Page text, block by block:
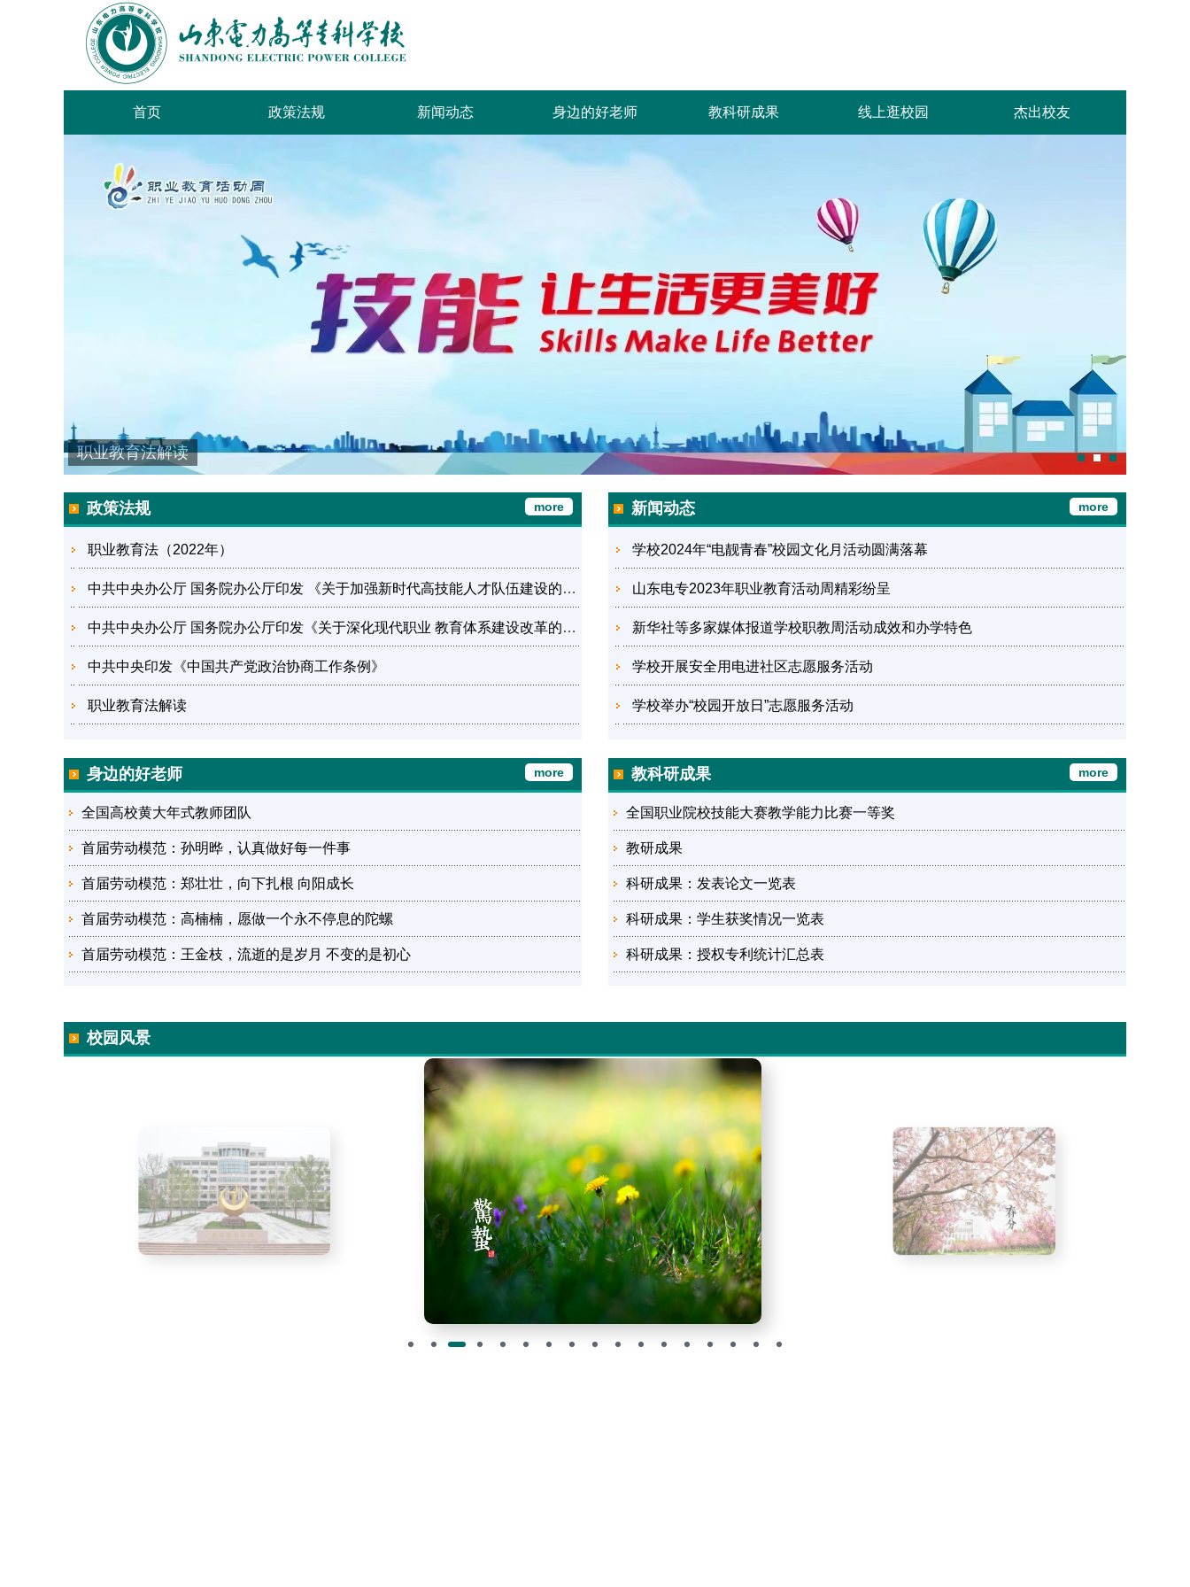
首页 政策法规 新闻动态 身边的好老师 教科研成果 线上逛校园 杰出校友
职业教育法解读
政策法规 more
职业教育法（2022年）
中共中央办公厅 国务院办公厅印发 《关于加强新时代高技能人才队伍建设的意见》
中共中央办公厅 国务院办公厅印发《关于深化现代职业 教育体系建设改革的意见》
中共中央印发《中国共产党政治协商工作条例》
职业教育法解读
新闻动态 more
学校2024年“电靓青春”校园文化月活动圆满落幕
山东电专2023年职业教育活动周精彩纷呈
新华社等多家媒体报道学校职教周活动成效和办学特色
学校开展安全用电进社区志愿服务活动
学校举办“校园开放日”志愿服务活动
身边的好老师 more
全国高校黄大年式教师团队
首届劳动模范：孙明晔，认真做好每一件事
首届劳动模范：郑壮壮，向下扎根 向阳成长
首届劳动模范：高楠楠，愿做一个永不停息的陀螺
首届劳动模范：王金枝，流逝的是岁月 不变的是初心
教科研成果 more
全国职业院校技能大赛教学能力比赛一等奖
教研成果
科研成果：发表论文一览表
科研成果：学生获奖情况一览表
科研成果：授权专利统计汇总表
校园风景